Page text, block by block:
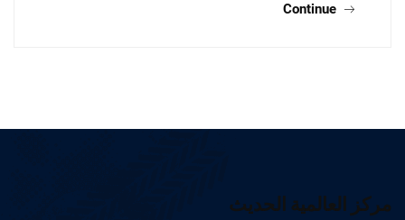
Continue
مركز العالمية الحديث